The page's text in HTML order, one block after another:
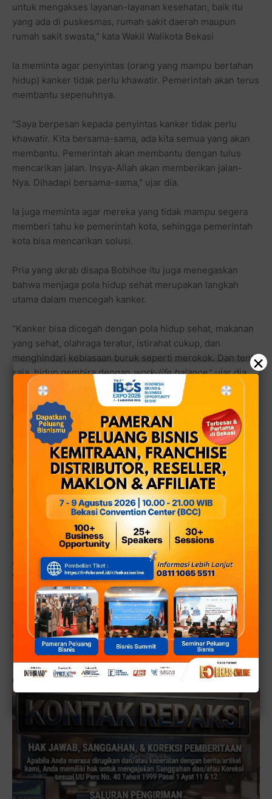
untuk mengakses layanan-layanan kesehatan, baik itu
yang ada di puskesmas, rumah sakit daerah maupun
rumah sakit swasta," kata Wakil Walikota Bekasi
Ia meminta agar penyintas (orang yang mampu bertahan
hidup) kanker tidak perlu khawatir. Pemerintah akan terus
membantu sepenuhnya.
"Saya berpesan kepada penyintas kanker tidak perlu
khawatir. Kita bersama-sama, ada kita semua yang akan
membantu. Pemerintah akan membantu dengan tulus
mencarikan jalan. Insya-Allah akan memberikan jalan-
Nya. Dihadapi bersama-sama," ujar dia.
Ia juga meminta agar mereka yang tidak mampu segera
memberi tahu ke pemerintah kota, sehingga pemerintah
kota bisa mencarikan solusi.
Pria yang akrab disapa Bobihoe itu juga menegaskan
bahwa menjaga pola hidup sehat merupakan langkah
utama dalam mencegah kanker.
“Kanker bisa dicegah dengan pola hidup sehat, makanan
yang sehat, olahraga teratur, istirahat cukup, dan
menghindari kebiasaan buruk seperti merokok. Dan tentu
saja, hidup gembira denganwork-life balance,” ujar dia.
Ia juga menekankan bahwa kanker dapat diobati dengan
pengobatan yang tepat dan disiplin menjalani perawatan.
Ia menambahkan selain dukungan tenaga medis, peran
keluarga dan kerabat sangat penting dalam memberikan
semangat dan meningkatkan optimisme untuk percepat
proses penyembuhan.
“Hari ini kita bersama para survivor yang telah berjuang
bertahun-tahun melawan kanker, dan mereka tetap sehat.
Jadi bagi yang sedang menjalani pengobatan, tetap
optimis. Fasilitas pengobatan kita semakin bagus,” kata
Wawali
Tak lupa di kegiatan tersebut, wakil wali kota Abdul Harris
Bobihoe juga menyatakan suport dan memberikan
dukungan semangat ke para penyintas kanker.
(EZ/DOKPIM) [■]
Reporter:
×